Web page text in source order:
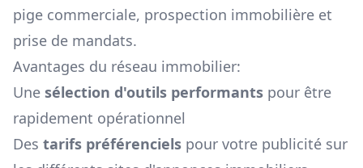
pige commerciale, prospection immobilière et
prise de mandats.
Avantages du réseau immobilier:
Une sélection d'outils performants pour être
rapidement opérationnel
Des tarifs préférenciels pour votre publicité sur